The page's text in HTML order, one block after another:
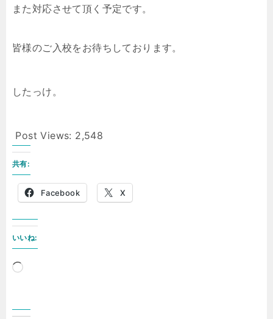
また対応させて頂く予定です。
皆様のご入校をお待ちしております。
したっけ。
Post Views: 2,548
共有:
Facebook X
いいね:
読